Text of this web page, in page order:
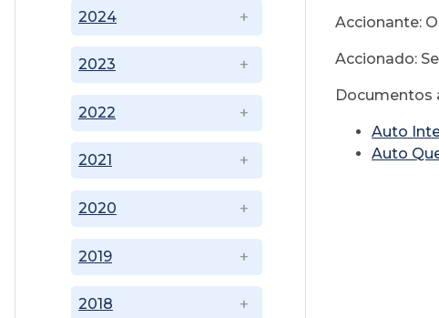
2018
2019
2020
2021
2022
2023
2024 Accionante:
Accionado:
Documentos
Auto
Auto